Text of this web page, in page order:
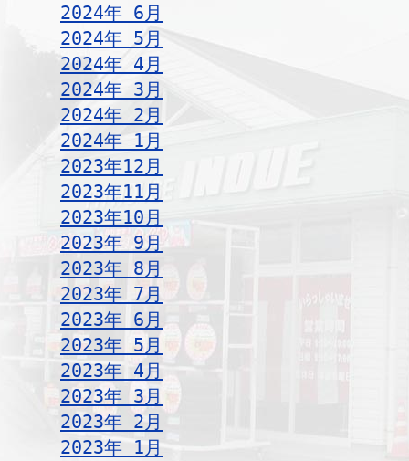
2024年 6月
2024年 5月
2024年 4月
2024年 3月
2024年 2月
2024年 1月
2023年12月
2023年11月
2023年10月
2023年 9月
2023年 8月
2023年 7月
2023年 6月
2023年 5月
2023年 4月
2023年 3月
2023年 2月
2023年 1月